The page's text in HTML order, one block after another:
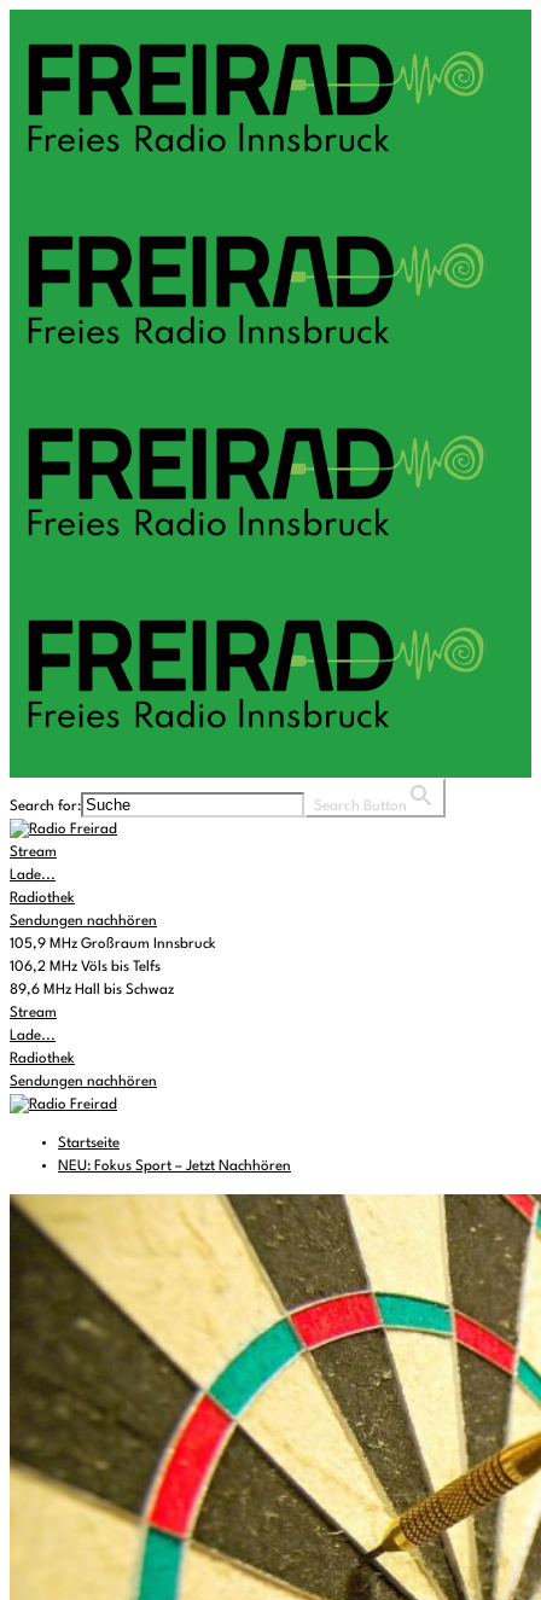
Search for: Search Button
Stream
Lade...
Radiothek
Sendungen nachhören
105,9 MHz Großraum Innsbruck
106,2 MHz Völs bis Telfs
89,6 MHz Hall bis Schwaz
Stream
Lade...
Radiothek
Sendungen nachhören
Startseite
NEU: Fokus Sport – Jetzt Nachhören